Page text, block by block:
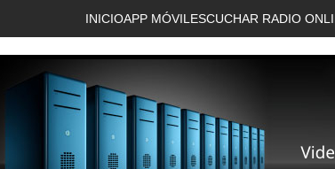
INICIOAPP MÓVIL ESCUCHAR RADIO